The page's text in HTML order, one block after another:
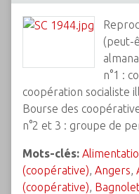
(peut-
n°1 :
coopération socialiste
Bourse des
n°2 et 3 : groupe de
Mots-clés:
(coopérative), Angers,
(coopérative),